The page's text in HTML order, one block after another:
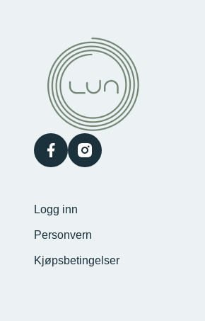
facebookinstagram
Logg inn
Personvern
Kjøpsbetingelser